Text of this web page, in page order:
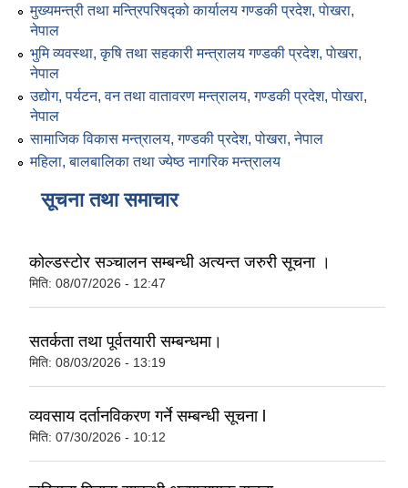
मुख्यमन्त्री तथा मन्त्रिपरिषद्को कार्यालय गण्डकी प्रदेश, पाेखरा,
नेपाल
भुमि व्यवस्था, कृषि तथा सहकारी मन्त्रालय गण्डकी प्रदेश, पाेखरा,
नेपाल
उद्योग, पर्यटन, वन तथा वातावरण मन्त्रालय, गण्डकी प्रदेश, पोखरा,
नेपाल
सामाजिक विकास मन्त्रालय, गण्डकी प्रदेश, पोखरा, नेपाल
महिला, बालबालिका तथा ज्येष्ठ नागरिक मन्त्रालय
सूचना तथा समाचार
कोल्डस्टोर सञ्चालन सम्बन्धी अत्यन्त जरुरी सूचना ।
मिति: 08/07/2026 - 12:47
सतर्कता तथा पूर्वतयारी सम्बन्धमा।
मिति: 08/03/2026 - 13:19
व्यवसाय दर्तानविकरण गर्ने सम्बन्धी सूचना l
मिति: 07/30/2026 - 10:12